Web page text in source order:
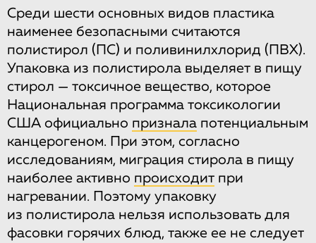
Среди шести основных видов пластика
наименее безопасными считаются
полистирол (ПС) и поливинилхлорид (ПВХ).
Упаковка из полистирола выделяет в пищу
стирол — токсичное вещество, которое
Национальная программа токсикологии
США официально признала потенциальным
канцерогеном. При этом, согласно
исследованиям, миграция стирола в пищу
наиболее активно происходит при
нагревании. Поэтому упаковку
из полистирола нельзя использовать для
фасовки горячих блюд, также ее не следует